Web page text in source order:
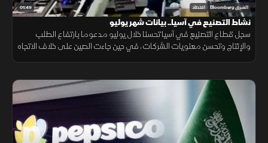
01:49 الشرق Bloomberg اقتصاد
نشاط التصنيع في آسيا.. بيانات شهر يوليو
سجل قطاع التصنيع في آسيا تحسنا خلال يوليو مدعوما بارتفاع الطلب
والإنتاج وتحسن معنويات الشركات، في حين جاءت الصين على خلاف الاتجاه